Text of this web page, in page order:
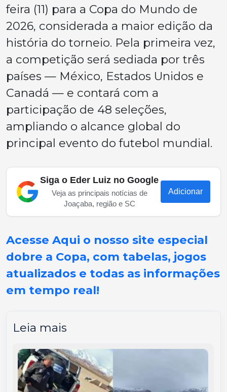
feira (11) para a Copa do Mundo de
2026, considerada a maior edição da
história do torneio. Pela primeira vez,
a competição será sediada por três
países — México, Estados Unidos e
Canadá — e contará com a
participação de 48 seleções,
ampliando o alcance global do
principal evento do futebol mundial.
Siga o Eder Luiz no Google
Veja as principais notícias de
Joaçaba, região e SC
Adicionar
Acesse Aqui o nosso site especial
dobre a Copa, com tabelas, jogos
atualizados e todas as informações
em tempo real!
Leia mais